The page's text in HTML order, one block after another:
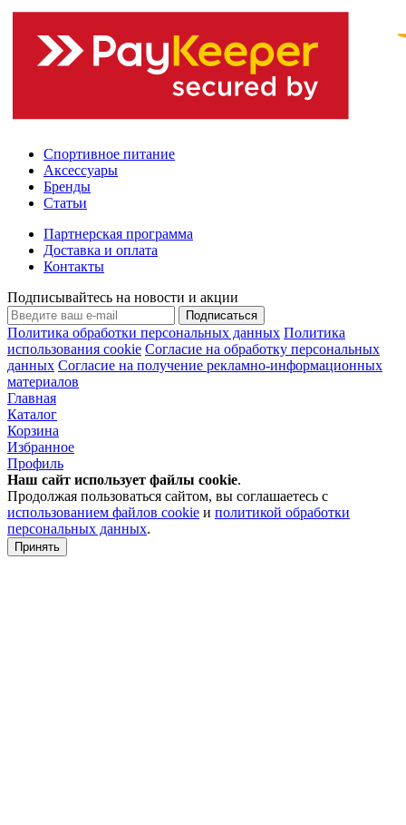
Спортивное питание
Аксессуары
Бренды
Статьи
Партнерская программа
Доставка и оплата
Контакты
Подписывайтесь на новости и акции
Подписаться
Политика обработки персональных данных Политика
использования cookie Согласие на обработку персональных
данных Согласие на получение рекламно-информационных
материалов
Главная
Каталог
Корзина
Избранное
Профиль
Наш сайт использует файлы cookie.
Продолжая пользоваться сайтом, вы соглашаетесь с
использованием файлов cookie и политикой обработки
персональных данных.
Принять